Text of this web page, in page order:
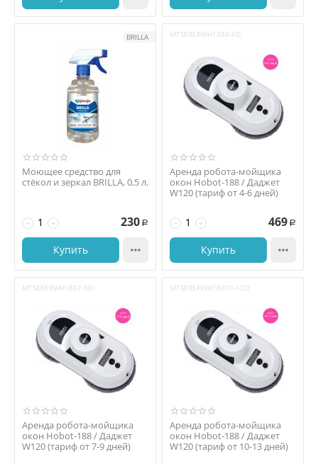
BRILLA
Моющее средство для
стёкол и зеркал BRILLA, 0,5 л.
+
− 230 Р
Купить 
MTSERERWH1884-6D
Аренда робота-мойщика
окон Hobot-188 / Даджет
W120 (тариф от 4-6 дней)
+
− 469 Р
Купить 
MTSERERWH1887-9D
Аренда робота-мойщика
окон Hobot-188 / Даджет
W120 (тариф от 7-9 дней)
MTSERERWH18810-13D
Аренда робота-мойщика
окон Hobot-188 / Даджет
W120 (тариф от 10-13 дней)